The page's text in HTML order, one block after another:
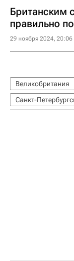
Британским
правильно
29 ноября 2024, 20:06
Великобритания
Санкт-